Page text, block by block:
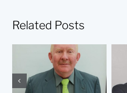
Related Posts
¿Por qué soy